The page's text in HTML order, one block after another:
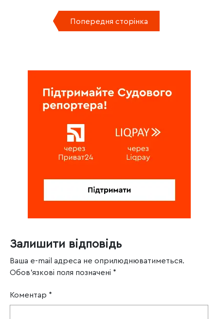
Попередня сторінка
Залишити відповідь
Ваша e-mail адреса не оприлюднюватиметься.
Обов’язкові поля позначені *
Коментар *